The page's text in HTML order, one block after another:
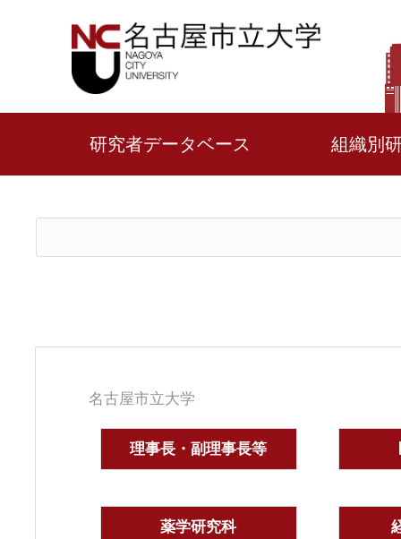
研究者データベース 組織別
名古屋市立大学
理事長・副理事長等
薬学研究科